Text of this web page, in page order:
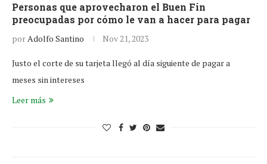
Personas que aprovecharon el Buen Fin
preocupadas por cómo le van a hacer para pagar
porAdolfo Santino Nov 21, 2023
Justo el corte de su tarjeta llegó al día siguiente de pagar a
meses sin intereses
Leer más